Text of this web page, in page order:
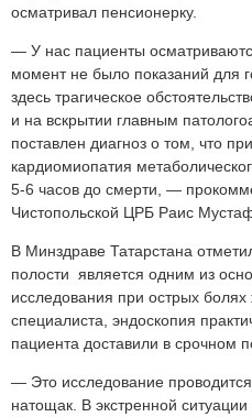
осматривал пенсионерку.
— У нас пациенты
момент не было показаний для
здесь трагическое
и на вскрытии главным
поставлен диагноз о том, что
кардиомиопатия
5-6 часов до смерти, —
Чистопольской ЦРБ Раис
В Минздраве Татарстана
полости является одним из
исследования при острых
специалиста, эндоскопия
пациента доставили в срочном
— Это исследование
натощак. В экстренной